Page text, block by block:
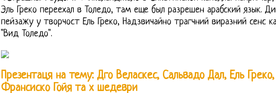
Эль Греко переехал в Толедо, там еще был разрешен арабский язык.
пейзажу у творчост Ель Греко, Надзвичайно трагчний виразний сенс
"Вид Толедо".
Презентаця на тему: Дго Веласкес, Сальвадо Дал, Ель Греко,
Франсиско Гойя та х шедеври